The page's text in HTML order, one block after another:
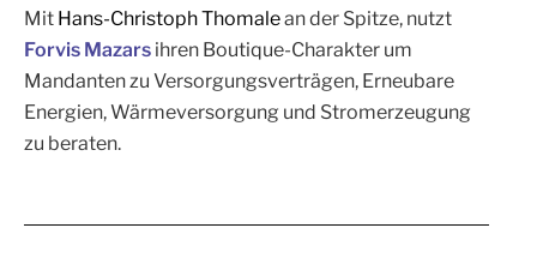
Mit Hans-Christoph Thomalean der Spitze, nutzt
Forvis Mazars ihren Boutique-Charakter um
Mandanten zu Versorgungsverträgen, Erneubare
Energien, Wärmeversorgung und Stromerzeugung
zu beraten.